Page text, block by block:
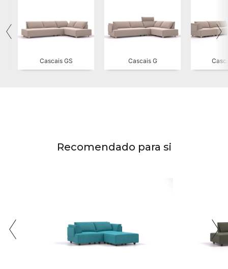
Cascais GS Cascais G
Recomendado para si